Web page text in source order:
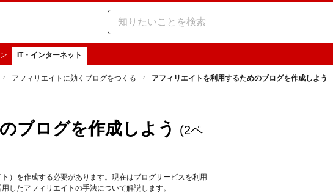
IT・インターネット
アフィリエイトに効くブログをつくる アフィリエイトを利用するためのブログを作成しよう
ブログを作成しよう
(2ペ
）を作成する必要があります。現在はブログサービスを利用
したアフィリエイトの手法について解説します。